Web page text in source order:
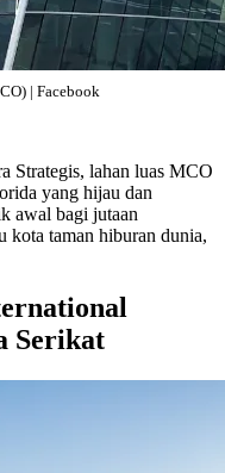
| Facebook
Strategis, lahan luas MCO
yang hijau dan
awal bagi jutaan
kota taman hiburan dunia,
Serikat